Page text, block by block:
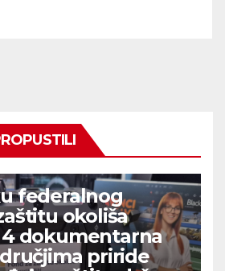
federalnog
okoliša
dokumentarna
priride